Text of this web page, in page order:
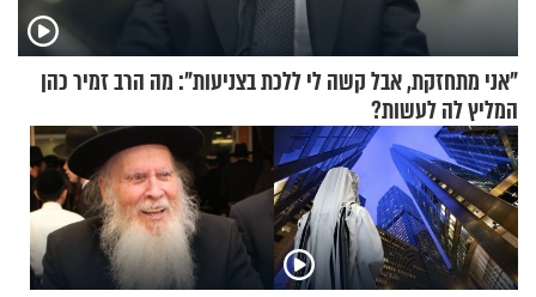
"אני מתחזקת, אבל קשה לי ללכת בצניעות": מה הרב זמיר כהן
המליץ לה לעשות?